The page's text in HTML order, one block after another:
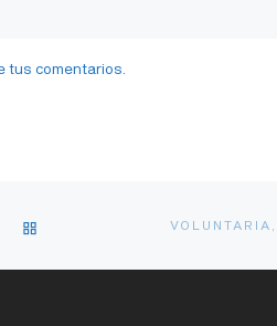
tus comentarios.
VOLVER A LA LISTA DE